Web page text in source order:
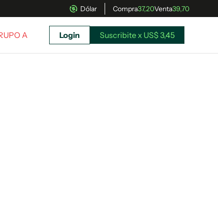
Dólar Compra37,20Venta39,70
A Login Suscribite x US$ 3,45